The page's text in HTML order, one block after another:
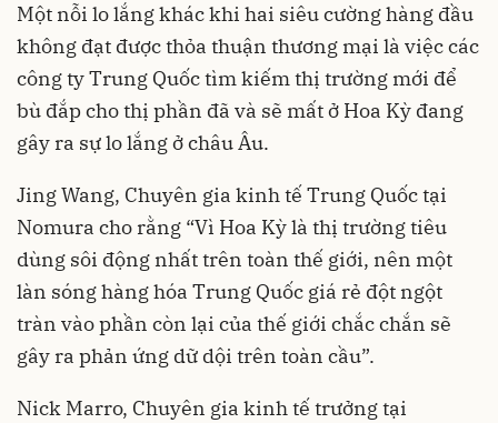
Một nỗi lo lắng khác khi hai siêu cường hàng đầu
không đạt được thỏa thuận thương mại là việc các
công ty Trung Quốc tìm kiếm thị trường mới để
bù đắp cho thị phần đã và sẽ mất ở Hoa Kỳ đang
gây ra sự lo lắng ở châu Âu.
Jing Wang, Chuyên gia kinh tế Trung Quốc tại
Nomura cho rằng “Vì Hoa Kỳ là thị trường tiêu
dùng sôi động nhất trên toàn thế giới, nên một
làn sóng hàng hóa Trung Quốc giá rẻ đột ngột
tràn vào phần còn lại của thế giới chắc chắn sẽ
gây ra phản ứng dữ dội trên toàn cầu”.
Nick Marro, Chuyên gia kinh tế trưởng tại